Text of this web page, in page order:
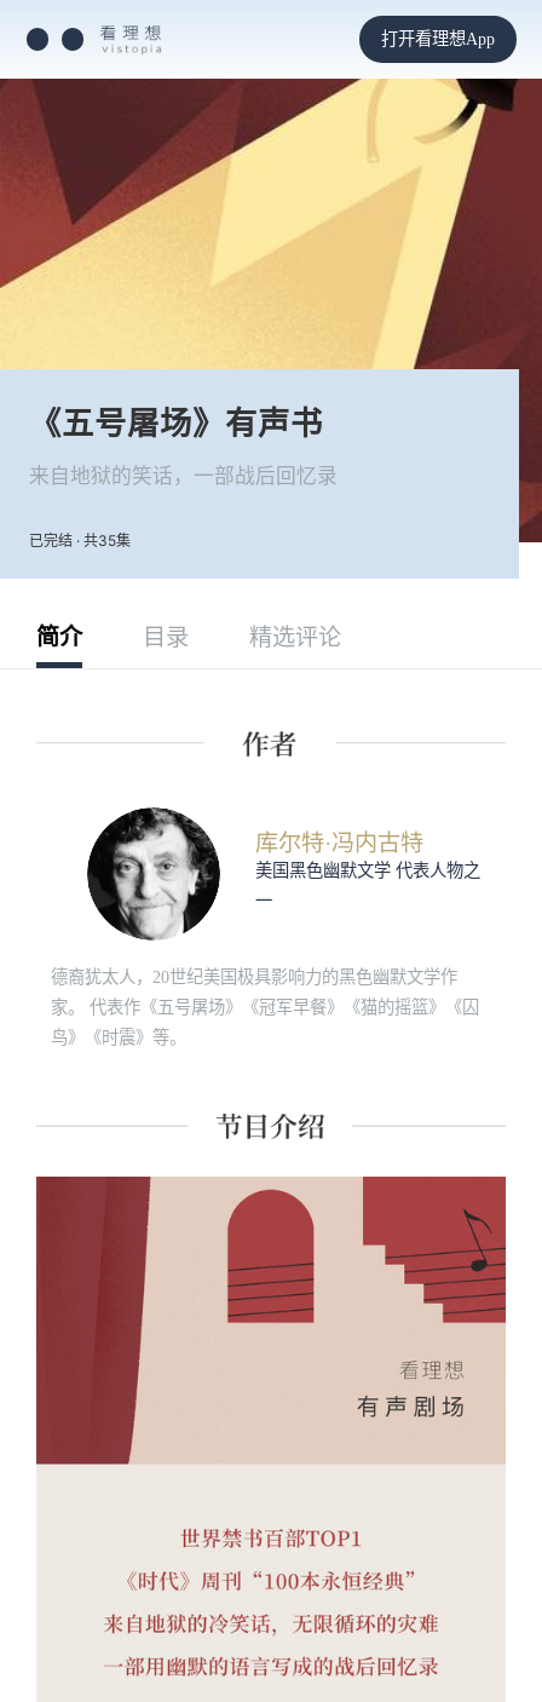
打开看理想App
《五号屠场》有声书
来自地狱的笑话，一部战后回忆录
已完结 · 共35集
简介 目录 精选评论
库尔特·冯内古特
美国黑色幽默文学 代表人物之
一
德裔犹太人，20世纪美国极具影响力的黑色幽默文学作
家。 代表作《五号屠场》《冠军早餐》《猫的摇篮》《囚
鸟》《时震》等。